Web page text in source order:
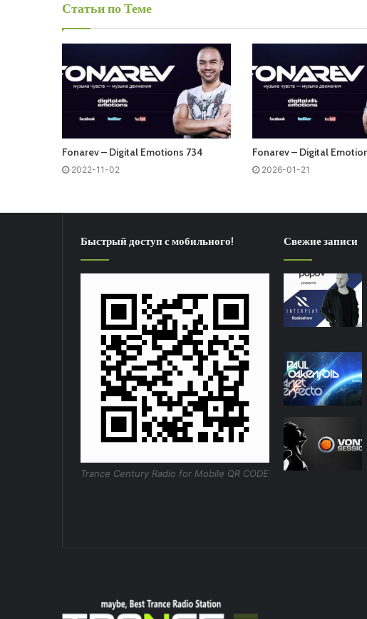
Статьи по Теме
Fonarev – Digital Emotions 734
2022-11-02
Fonarev – Digital
2026-01-21
Быстрый доступ с мобильного!
Trance Century Radio for Mobile QR CODE
Свежие записи